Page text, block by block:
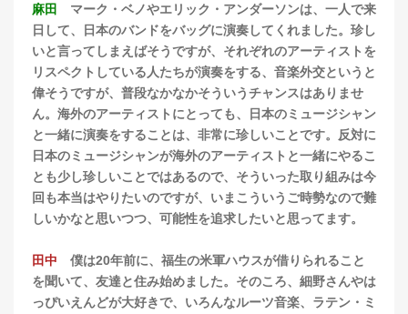
麻田
マーク・ベノやエリック・アンダーソンは、一人で来
日して、日本のバンドをバッグに演奏してくれました。珍し
いと言ってしまえばそうですが、それぞれのアーティストを
リスペクトしている人たちが演奏をする、音楽外交というと
偉そうですが、普段なかなかそういうチャンスはありませ
ん。海外のアーティストにとっても、日本のミュージシャン
と一緒に演奏をすることは、非常に珍しいことです。反対に
日本のミュージシャンが海外のアーティストと一緒にやるこ
とも少し珍しいことではあるので、そういった取り組みは今
回も本当はやりたいのですが、いまこういうご時勢なので難
しいかなと思いつつ、可能性を追求したいと思ってます。
田中 僕は20年前に、福生の米軍ハウスが借りられること
を聞いて、友達と住み始めました。そのころ、細野さんやは
っぴいえんどが大好きで、いろんなルーツ音楽、ラテン・ミ